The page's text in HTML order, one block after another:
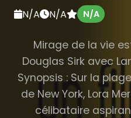
N/A N/A N/A
Mirage de la vie
Douglas Sirk avec
Synopsis : Sur la
de New York, Lora
célibataire